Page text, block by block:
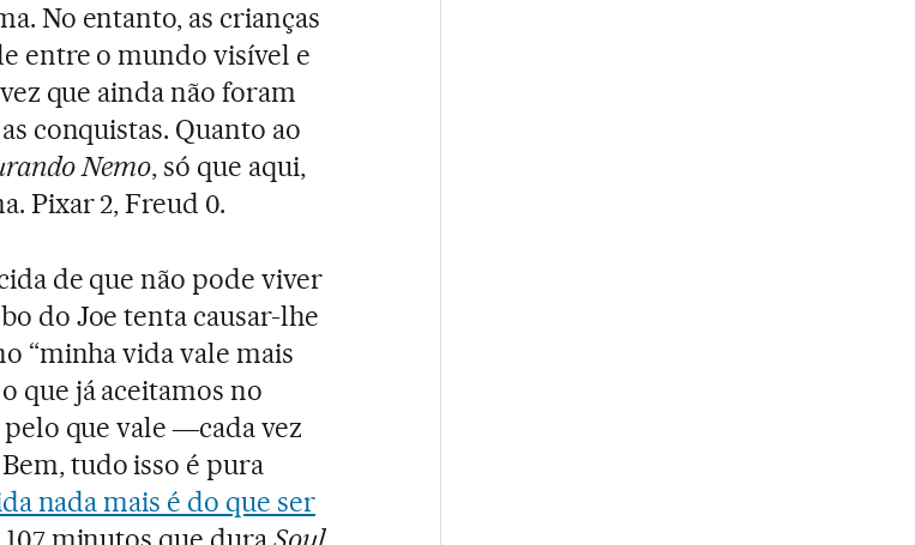
No entanto, as crianças
entre o mundo visível e
que ainda não foram
conquistas. Quanto ao
Nemo, só que aqui,
Pixar 2, Freud 0.
de que não pode viver
do Joe tenta causar-lhe
“minha vida vale mais
que já aceitamos no
que vale ―cada vez
tudo isso é pura
nada mais é do que ser